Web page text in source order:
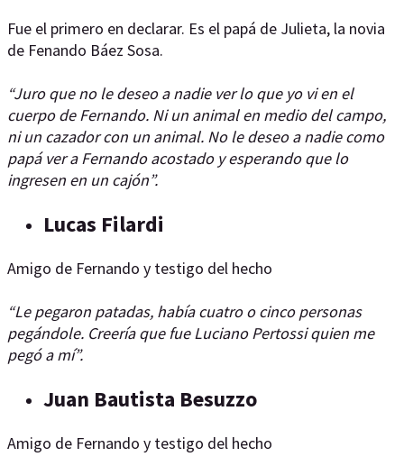
Fue el primero en declarar. Es el papá de Julieta, la novia
de Fenando Báez Sosa.
“Juro que no le deseo a nadie ver lo que yo vi en el
cuerpo de Fernando. Ni un animal en medio del campo,
ni un cazador con un animal. No le deseo a nadie como
papá ver a Fernando acostado y esperando que lo
ingresen en un cajón”.
Lucas Filardi
Amigo de Fernando y testigo del hecho
“Le pegaron patadas, había cuatro o cinco personas
pegándole. Creería que fue Luciano Pertossi quien me
pegó a mí”.
Juan Bautista Besuzzo
Amigo de Fernando y testigo del hecho